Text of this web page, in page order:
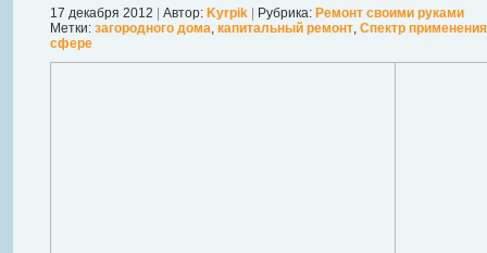
17 декабря 2012 Автор: Kyrpik Рубрика: Ремонт своими руками
Метки: загородного дома, капитальный ремонт, Спектр применения
сфере